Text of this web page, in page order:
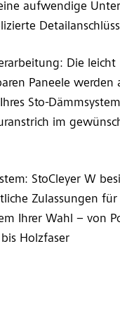
aufwendige
Die leicht
Paneele werden
Sto-
im
StoCleyer W
Zulassungen für
Ihrer Wahl – von
Holzfaser